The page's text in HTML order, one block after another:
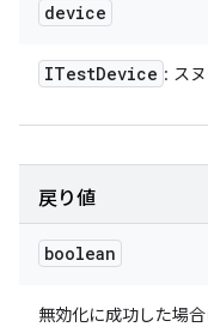
device
ITestDevice : ス
戻り値
boolean
無効化に成功した場